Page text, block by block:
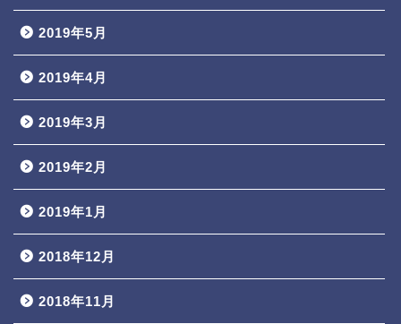
2019年5月
2019年4月
2019年3月
2019年2月
2019年1月
2018年12月
2018年11月